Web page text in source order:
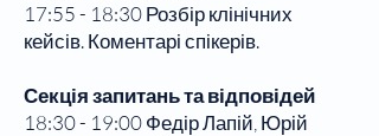
17:55 - 18:30 Розбір клінічних
кейсів. Коментарі спікерів.
Секція запитань та відповідей
18:30 - 19:00 Федір Лапій, Юрій